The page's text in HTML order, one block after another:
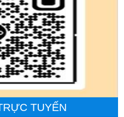
TUYẾN